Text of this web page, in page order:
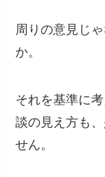
周りの意見じ
か。
それを基準に
談の見え方も
せん。